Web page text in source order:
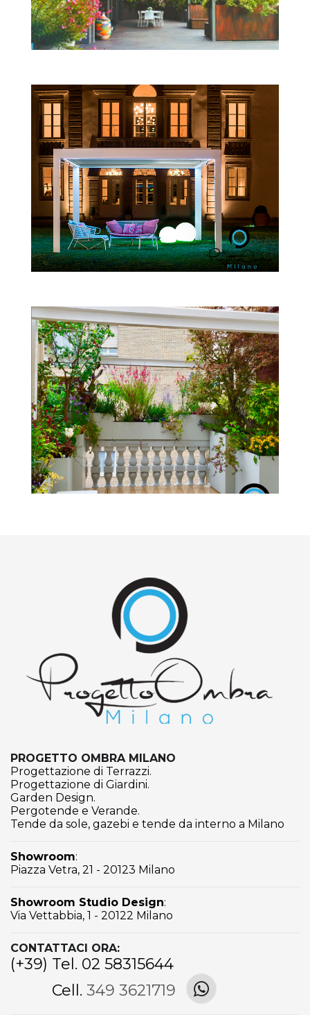
PROGETTO OMBRA MILANO
Progettazione di Terrazzi.
Progettazione di Giardini.
Garden Design.
Pergotende e Verande.
Tende da sole, gazebi e tende da interno a Milano
Showroom:
Piazza Vetra, 21 - 20123 Milano
Showroom Studio Design:
Via Vettabbia, 1 - 20122 Milano
CONTATTACI ORA:
(+39) Tel. 02 58315644
Cell. 349 3621719